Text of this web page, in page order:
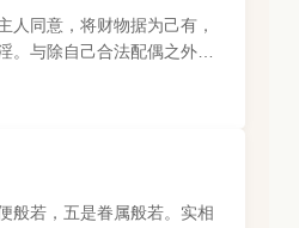
人同意，将财物据为己有，
与除自己合法配偶之外的
般若，五是眷属般若。实相